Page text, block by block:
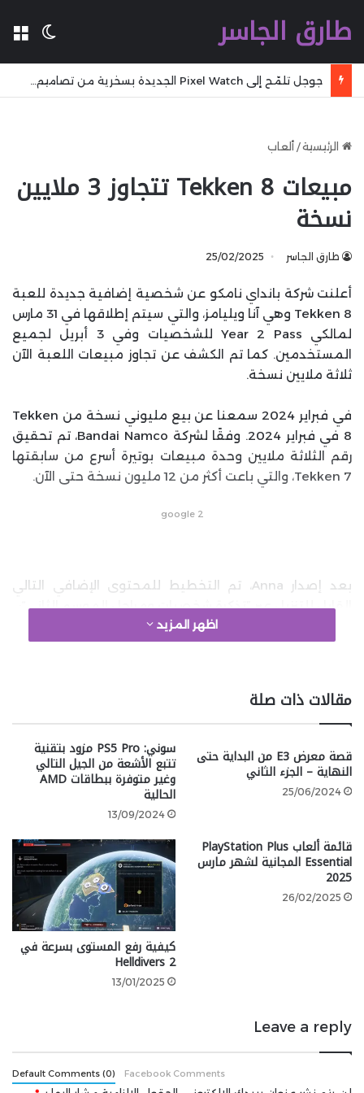
طارق الجاسر
الرئيسية/ ألعاب
مبيعات Tekken 8 تتجاوز 3 ملايين
نسخة
طارق الجاسر 25/02/2025
أعلنت شركة بانداي نامكو عن شخصية إضافية جديدة للعبة
Tekken 8 وهي آنا ويليامز، والتي سيتم إطلاقها في 31 مارس
لمالكي Year 2 Pass للشخصيات وفي 3 أبريل لجميع
المستخدمين. كما تم الكشف عن تجاوز مبيعات اللعبة الآن
ثلاثة ملايين نسخة.
في فبراير 2024 سمعنا عن بيع مليوني نسخة من Tekken
8 في فبراير 2024. وفقًا لشركة Bandai Namco، تم تحقيق
رقم الثلاثة ملايين وحدة مبيعات بوتيرة أسرع من سابقتها
Tekken 7، والتي باعت أكثر من 12 مليون نسخة حتى الآن.
google 2
بعد إصدار Anna، تم التخطيط للمحتوى الإضافي التالي
القابل للتنزيل عبر ”تذكرة شخصيات ومراحل الموسم الثاني“:
صيف 2025 – مرحلة وشخصية جديدة
شتاء 2025 / 2026 – مرحلة وشخصية جديدة
والحاسب الشخصي عبر Steam في 26 يناير 2024.
اظهر المزيد
مقالات ذات صلة
قصة معرض E3 من البداية حتى
النهاية – الجزء الثاني
25/06/2024
سوني: PS5 Pro مزود بتقنية
تتبع الأشعة من الجيل التالي
وغير متوفرة ببطاقات AMD
الحالية
13/09/2024
قائمة ألعاب PlayStation Plus
Essential المجانية لشهر مارس
2025
26/02/2025
كيفية رفع المستوى بسرعة في
Helldivers 2
13/01/2025
Leave a reply
Default Comments (0) Facebook Comments